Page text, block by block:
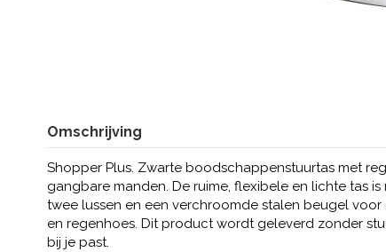
Omschrijving
Shopper Plus. Zwarte boodschappenstuurtas met
gangbare manden. De ruime, flexibele en lichte tas
twee lussen en een verchroomde stalen beugel
en regenhoes. Dit product wordt geleverd zonder
bij je past.